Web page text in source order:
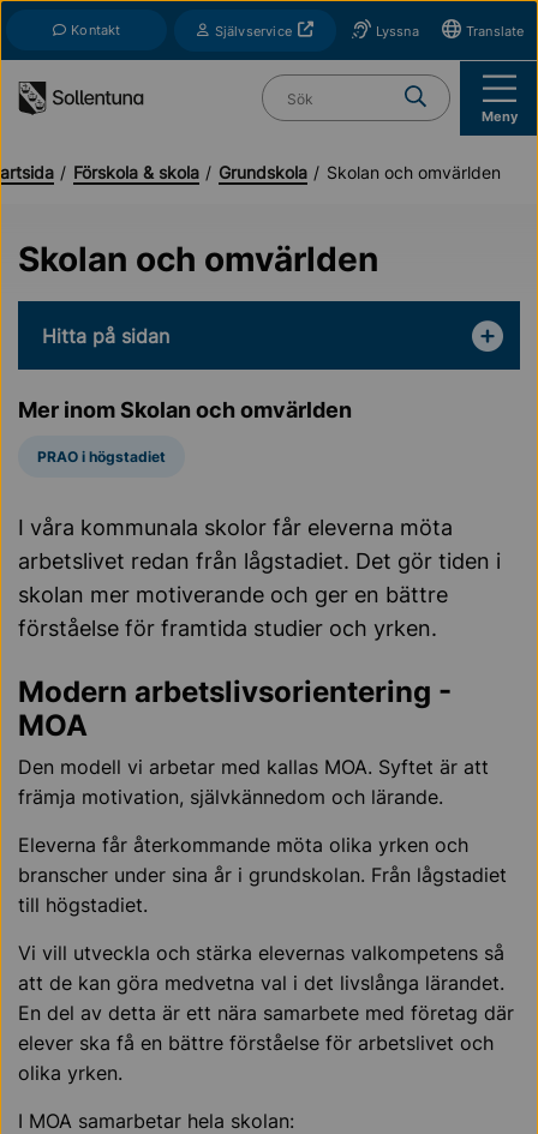
Kontakt SjälvserviceÖppnas i nytt fönsterLyssna Translate
Vad söker du?
Meny
Förskola & skola Grundskola Skolan och omvärlden
Skolan och omvärlden
Hitta på sidan
Mer inom Skolan och omvärlden
PRAO i högstadiet
I våra kommunala skolor får eleverna möta
arbetslivet redan från lågstadiet. Det gör tiden i
skolan mer motiverande och ger en bättre
förståelse för framtida studier och yrken.
Modern arbetslivsorientering -
MOA
Den modell vi arbetar med kallas MOA. Syftet är att
främja motivation, självkännedom och lärande.
Eleverna får återkommande möta olika yrken och
branscher under sina år i grundskolan. Från lågstadiet
till högstadiet.
Vi vill utveckla och stärka elevernas valkompetens så
att de kan göra medvetna val i det livslånga lärandet.
En del av detta är ett nära samarbete med företag där
elever ska få en bättre förståelse för arbetslivet och
olika yrken.
I MOA samarbetar hela skolan: